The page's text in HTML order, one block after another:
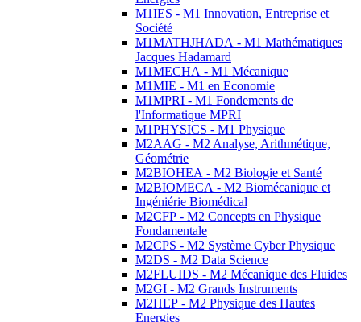
M1IES - M1 Innovation, Entreprise et
Société
M1MATHJHADA - M1 Mathématiques
Jacques Hadamard
M1MECHA - M1 Mécanique
M1MIE - M1 en Economie
M1MPRI - M1 Fondements de
l'Informatique MPRI
M1PHYSICS - M1 Physique
M2AAG - M2 Analyse, Arithmétique,
Géométrie
M2BIOHEA - M2 Biologie et Santé
M2BIOMECA - M2 Biomécanique et
Ingéniérie Biomédical
M2CFP - M2 Concepts en Physique
Fondamentale
M2CPS - M2 Système Cyber Physique
M2DS - M2 Data Science
M2FLUIDS - M2 Mécanique des Fluides
M2GI - M2 Grands Instruments
M2HEP - M2 Physique des Hautes
Energies